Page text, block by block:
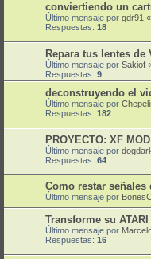
conviertiendo un
Último mensaje por gdr91 «
Respuestas: 18
Repara tus lentes de
Último mensaje por Sakiof
Respuestas: 9
deconstruyendo el
Último mensaje por
Respuestas: 182
PROYECTO: XF MOD
Último mensaje por
Respuestas: 64
Como restar señales
Último mensaje por
Transforme su
Último mensaje por
Respuestas: 16